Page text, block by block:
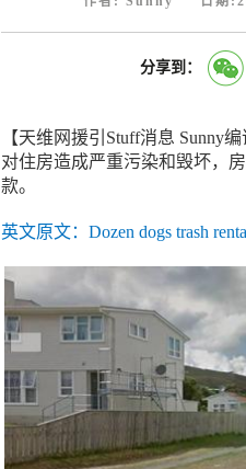
分享到：
【天维网援引Stuff消息 Sunny
对住房造成严重污染和毁坏，
款。
英文原文：Dozen dogs trash